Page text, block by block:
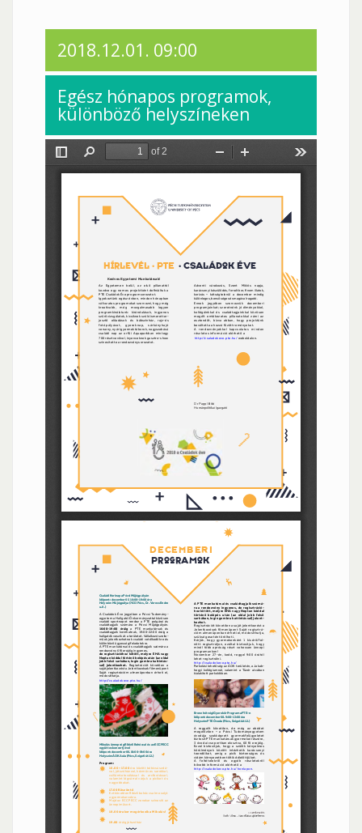
2018.12.01. 09:00
Egész hónapos programok,
különböző helyszíneken